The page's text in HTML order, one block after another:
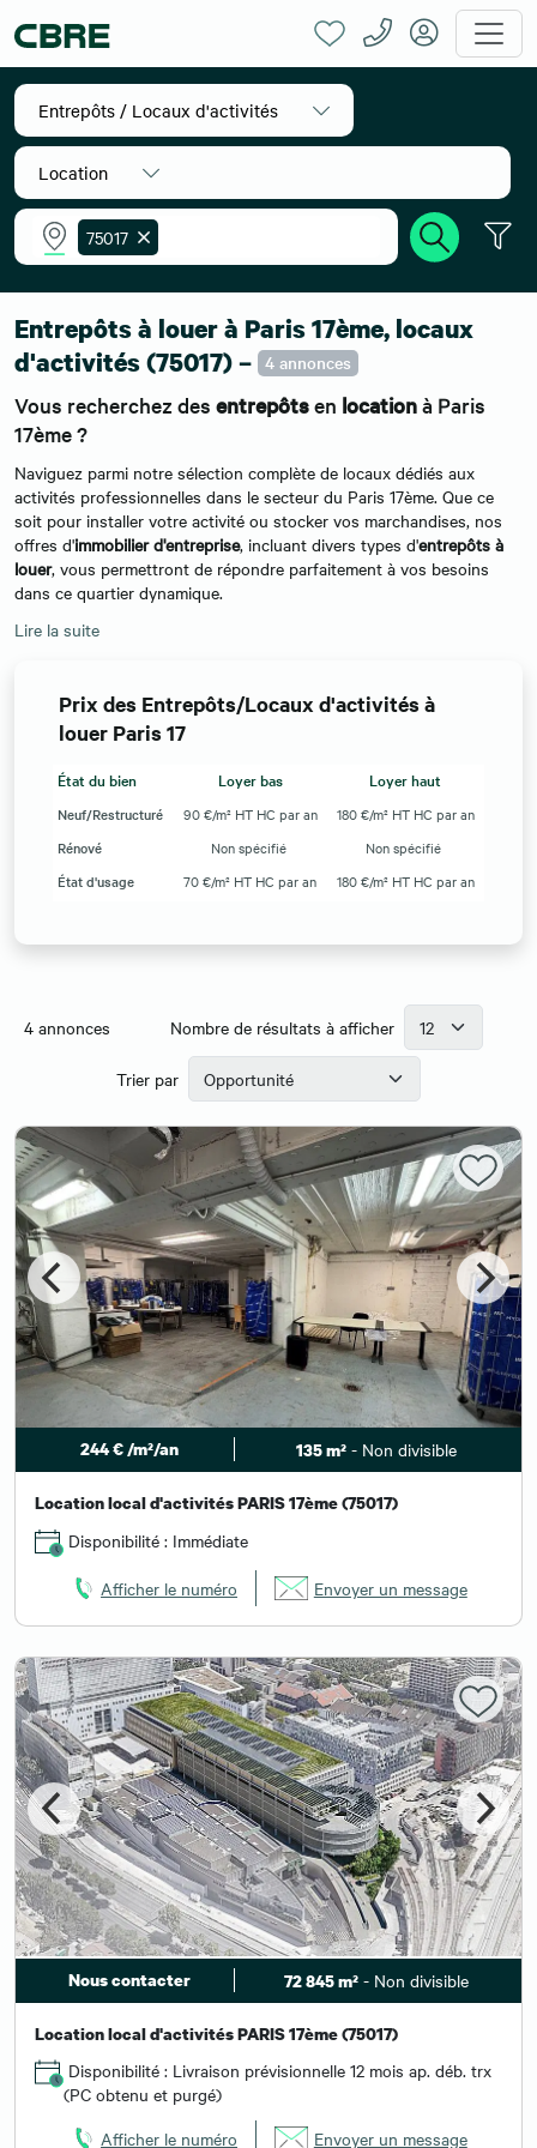
Entrepôts / Locaux d'activités
Location
75017
Entrepôts à louer à Paris 17ème, locaux
d'activités (75017) – 4 annonces
Vous recherchez des entrepôtsen locationà Paris
17ème ?
Naviguez parmi notre sélection complète de locaux dédiés aux
activités professionnelles dans le secteur du Paris 17ème. Que ce
soit pour installer votre activité ou stocker vos marchandises, nos
offres d'immobilier d'entreprise, incluant divers types d'entrepôts à
louer, vous permettront de répondre parfaitement à vos besoins
dans ce quartier dynamique.
Lire la suite
Prix des Entrepôts/Locaux d'activités à
louer Paris 17
État du bien Loyer bas Loyer haut
Neuf/Restructuré 90 €/m² HT HC par an
180 €/m² HT HC par an
Rénové
Non spécifié
Non spécifié
État d'usage
70 €/m² HT HC par an 180 €/m² HT HC par an
4 annonces Nombre de résultats à afficher
Trier par
244 € /m²/an 135 m² - Non divisible
Location local d'activités PARIS 17ème (75017)
Disponibilité : Immédiate
Afficher le numéro Envoyer un message
Nous contacter 72 845 m² - Non divisible
Location local d'activités PARIS 17ème (75017)
Disponibilité : Livraison prévisionnelle 12 mois ap. déb. trx
(PC obtenu et purgé)
Afficher le numéro
Envoyer un message